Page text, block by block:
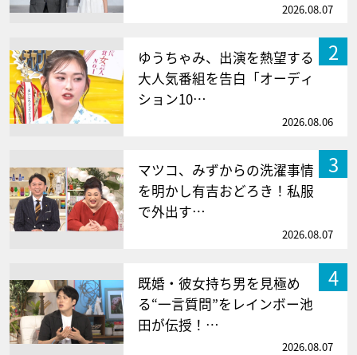
2026.08.07
2
ゆうちゃみ、出演を熱望する
大人気番組を告白「オーディ
ション10…
2026.08.06
3
マツコ、みずからの洗濯事情
を明かし有吉おどろき！私服
で外出す…
2026.08.07
4
既婚・彼女持ち男を見極め
る“一言質問”をレインボー池
田が伝授！…
2026.08.07